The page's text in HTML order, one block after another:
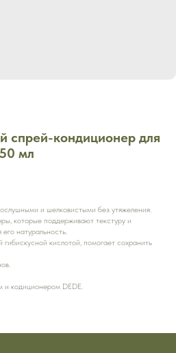
спрей-кондиционер для
мл
и шелковистыми без утяжеления.
которые поддерживают текстуру и
натуральность.
кислотой, помогает сохранить
и кодиционером DEDE.